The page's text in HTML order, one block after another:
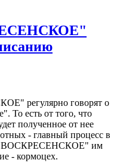
регулярно говорят о
То есть от того, что
полученное от нее
- главный процесс в
"ВОСКРЕСЕНСКОЕ" им
- кормоцех.